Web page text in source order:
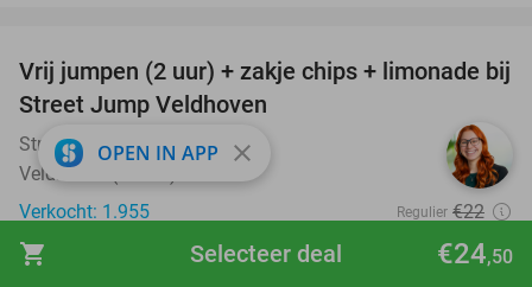
shopping_cart €24,50
Selecteer deal
50%
Vrij jumpen (2 uur) + zakje chips + limonade bij
Street Jump Veldhoven
Street Jump Veldhoven 9.3
Veldhoven (15 km)
Verkocht: 1.955
Regulier €22
€10 ,95
OPEN IN APP close